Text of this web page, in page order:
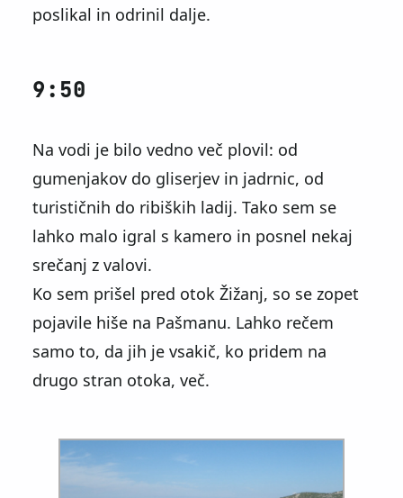
poslikal in odrinil dalje.
9:50
Na vodi je bilo vedno več plovil: od
gumenjakov do gliserjev in jadrnic, od
turističnih do ribiških ladij. Tako sem se
lahko malo igral s kamero in posnel nekaj
srečanj z valovi.
Ko sem prišel pred otok Žižanj, so se zopet
pojavile hiše na Pašmanu. Lahko rečem
samo to, da jih je vsakič, ko pridem na
drugo stran otoka, več.